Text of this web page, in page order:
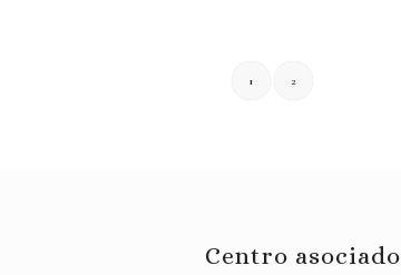
1 2
Centro asociado